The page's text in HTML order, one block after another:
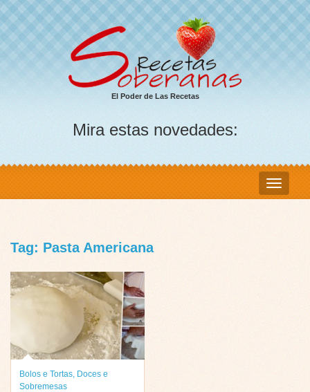
El Poder de Las Recetas
Mira estas novedades:
Tag: Pasta Americana
Bolos e Tortas Doces e
Sobremesas